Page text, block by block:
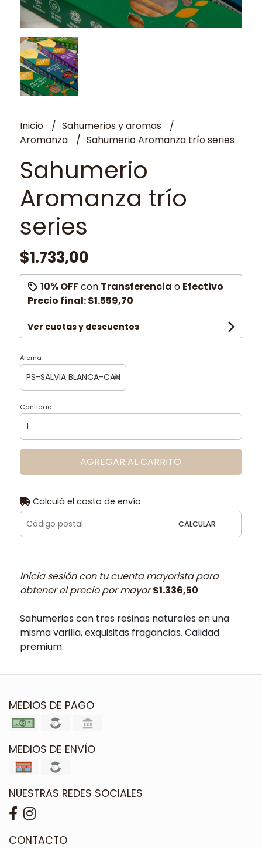
Inicio
Sahumerios y aromas
Aromanza
Sahumerio Aromanza trío series
Sahumerio
Aromanza trío
series
$1.733,00
10% OFFcon Transferencia o Efectivo
Precio final:$1.559,70
Ver cuotas y descuentos
Aroma
Cantidad
AGREGAR AL CARRITO
Calculá el costo de envío
CALCULAR
Inicia sesión con tu cuenta mayorista para
obtener el precio por mayor$1.336,50
Sahumerios con tres resinas naturales en una
misma varilla, exquisitas fragancias. Calidad
premium.
MEDIOS DE PAGO
MEDIOS DE ENVÍO
NUESTRAS REDES SOCIALES
CONTACTO